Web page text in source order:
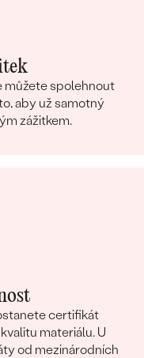
můžete spolehnout
aby už samotný
zážitkem.
certifikát
materiálu. U
od mezinárodních